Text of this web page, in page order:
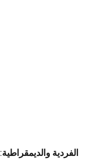
الفردية والديمقراطية